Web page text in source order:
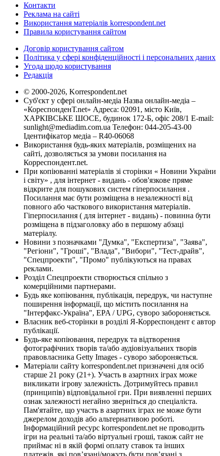
Контакти
Реклама на сайті
Використання матеріалів korrespondent.net
Правила користування сайтом
Договір користування сайтом
Політика у сфері конфіденційності і персональних даних
Угода щодо користування
Редакція
© 2000-2026, Korrespondent.net
Суб'єкт у сфері онлайн-медіа Назва онлайн-медіа –
«КореспонденТ.net» Адреса: 02091, місто Київ,
ХАРКІВСЬКЕ ШОСЕ, будинок 172-Б, офіс 208/1 E-mail:
sunlight@mediadim.com.ua Телефон: 044-205-43-00
Ідентифікатор медіа – R40-06068
Використання будь-яких матеріалів, розміщених на
сайті, дозволяється за умови посилання на
Корреспондент.net.
При копіюванні матеріалів зі сторінки « Новини України
і світу» , для інтернет - видань - обов'язкове пряме
відкрите для пошукових систем гіперпосилання .
Посилання має бути розміщена в незалежності від
повного або часткового використання матеріалів.
Гіперпосилання ( для інтернет - видань) - повинна бути
розміщена в підзаголовку або в першому абзаці
матеріалу.
Новини з позначками "Думка", "Експертиза", "Заява",
"Регіони", "Гроші", "Влада", "Вибори", "Тест-драйв",
"Спецпроекти", "Промо" публікуються на правах
реклами.
Розділ Спецпроекти створюється спільно з
комерційними партнерами.
Будь яке копіювання, публікація, передрук, чи наступне
поширення інформації, що містить посилання на
"Інтерфакс-Україна", EPA / UPG, суворо забороняється.
Власник веб-сторінки в розділі Я-Корреспондент є автор
публікації.
Будь-яке копіювання, передрук та відтворення
фотографічних творів та/або аудіовізуальних творів
правовласника Getty Images - суворо забороняється.
Матеріали сайту korrespondent.net призначені для осіб
старше 21 року (21+). Участь в азартних іграх може
викликати ігрову залежність. Дотримуйтесь правил
(принципів) відповідальної гри. При виявленні перших
ознак залежності негайно зверніться до спеціаліста.
Пам'ятайте, що участь в азартних іграх не може бути
джерелом доходів або альтернативою роботі.
Інформаційний ресурс korrespondent.net не проводить
ігри на реальні та/або віртуальні гроші, також сайт не
приймає ні в якій формі оплату ставок та інших
платежів, які пов’язані/можуть бути пов’язані з